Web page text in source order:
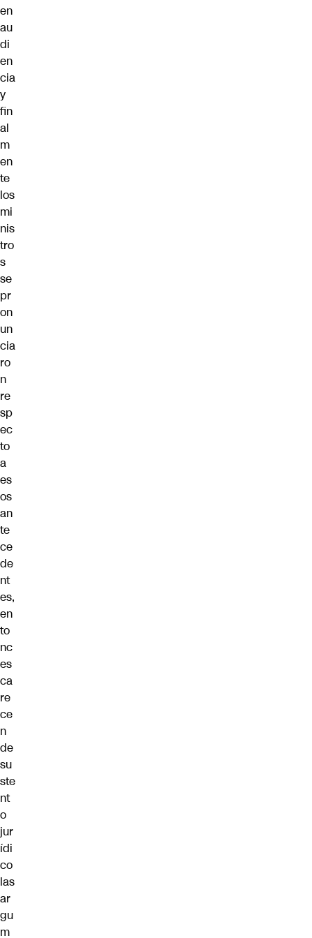
en
au
di
en
cia
y
fin
al
m
en
te
los
mi
nis
tro
s
se
pr
on
un
cia
ro
n
re
sp
ec
to
a
es
os
an
te
ce
de
nt
es,
en
to
nc
es
ca
re
ce
n
de
su
ste
nt
o
jur
ídi
co
las
ar
gu
m